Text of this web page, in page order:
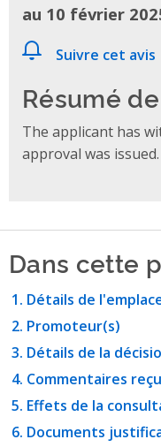
au 10 février
Suivre cet avis
Résumé
The applicant has
approval was issued.
Dans cette
Détails de
Promoteur(s)
Détails de la
Commentaires
Effets de la
Documents